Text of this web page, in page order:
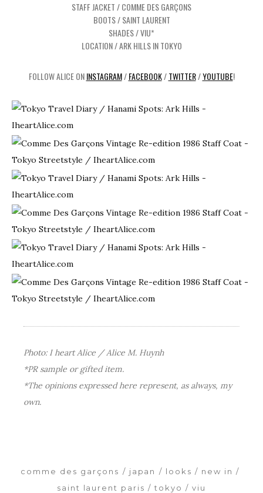
STAFF JACKET / COMME DES GARÇONS
BOOTS / SAINT LAURENT
SHADES / VIU*
LOCATION / ARK HILLS IN TOKYO
FOLLOW ALICE ONINSTAGRAM/FACEBOOK/TWITTER/YOUTUBE!
Photo: I heart Alice / Alice M. Huynh
*PR sample or gifted item.
*The opinions expressed here represent, as always, my
own.
comme des garçons japan looks
new in
saint laurent paris
tokyo viu